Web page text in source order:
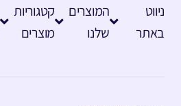
ניווט
באתר
המוצרים
שלנו
קטגוריות
מוצרים